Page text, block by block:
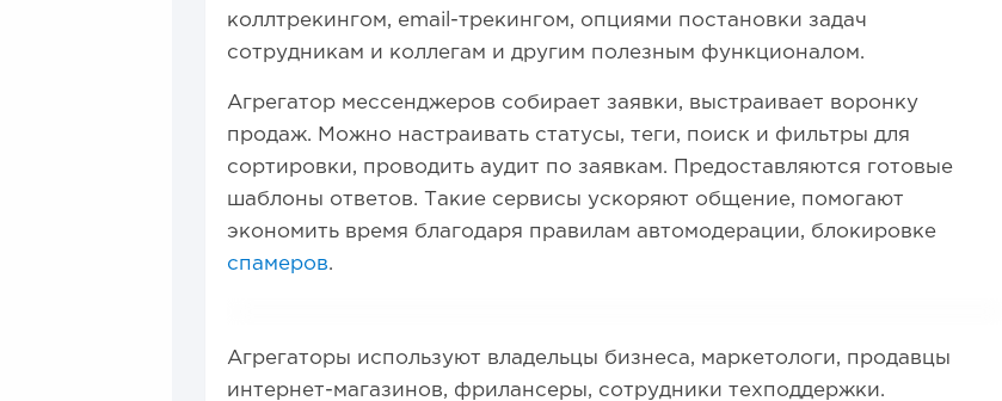
коллтрекингом, email-трекингом, опциями постановки задач
сотрудникам и коллегам и другим полезным функционалом.
Агрегатор мессенджеров собирает заявки, выстраивает воронку
продаж. Можно настраивать статусы, теги, поиск и фильтры для
сортировки, проводить аудит по заявкам. Предоставляются готовые
шаблоны ответов. Такие сервисы ускоряют общение, помогают
экономить время благодаря правилам автомодерации, блокировке
спамеров.
Агрегаторы используют владельцы бизнеса, маркетологи, продавцы
интернет-магазинов, фрилансеры, сотрудники техподдержки.